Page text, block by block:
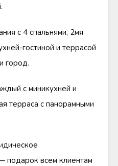
с 4 спальнями, 2мя
гостиной и террасой
город.
с миникухней и
терраса с панорамными
подарок всем клиентам